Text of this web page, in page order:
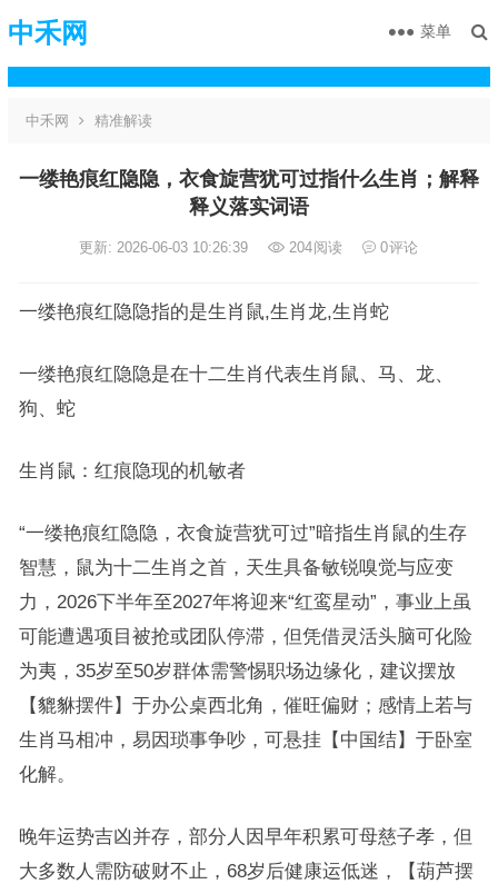
中禾网 菜单
中禾网 精准解读
一缕艳痕红隐隐，衣食旋营犹可过指什么生肖；解释
释义落实词语
更新: 2026-06-03 10:26:39 204阅读 0评论
一缕艳痕红隐隐指的是生肖鼠,生肖龙,生肖蛇
一缕艳痕红隐隐是在十二生肖代表生肖鼠、马、龙、
狗、蛇
生肖鼠：红痕隐现的机敏者
“一缕艳痕红隐隐，衣食旋营犹可过”暗指生肖鼠的生存
智慧，鼠为十二生肖之首，天生具备敏锐嗅觉与应变
力，2026下半年至2027年将迎来“红鸾星动”，事业上虽
可能遭遇项目被抢或团队停滞，但凭借灵活头脑可化险
为夷，35岁至50岁群体需警惕职场边缘化，建议摆放
【貔貅摆件】于办公桌西北角，催旺偏财；感情上若与
生肖马相冲，易因琐事争吵，可悬挂【中国结】于卧室
化解。
晚年运势吉凶并存，部分人因早年积累可母慈子孝，但
大多数人需防破财不止，68岁后健康运低迷，【葫芦摆